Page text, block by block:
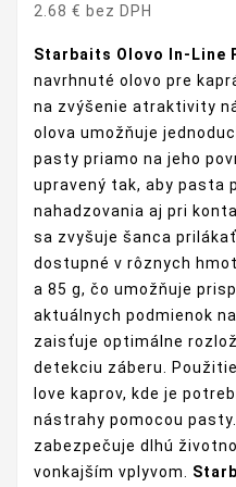
2.68 € bez DPH
Starbaits Olovo In-Line
navrhnuté olovo pre
na zvýšenie atraktivity
olova umožňuje
pasty priamo na jeho
upravený tak, aby pasta
nahadzovania aj pri
sa zvyšuje šanca
dostupné v rôznych
a 85 g, čo umožňuje
aktuálnych podmienok
zaisťuje optimálne
detekciu záberu.
love kaprov, kde je
nástrahy pomocou
zabezpečuje dlhú
vonkajším vplyvom.